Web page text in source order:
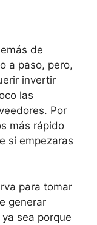
de
a paso, pero,
invertir
las
Por
más rápido
si empezaras
para tomar
generar
sea porque